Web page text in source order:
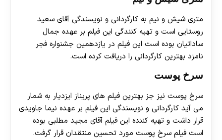
متری شیش و نیم به کارگردانی و نویسندگی آقای سعید
روستایی است و تهیه کنندگی این فیلم بر عهده جمال
ساداتیان بوده است این فیلم در یازدهمین جشنواره فجر
نامزد بهترین کارگردانی را دریافت کرده است.
سرخ پوست
سرخ پوست نیز جز بهترین فیلم های پریناز ایزدیار به شمار
می آید کارگردانی و نویسندگی این فیلم بر عهده نیما جاویدی
قرار داشت و تهيه کننده این فیلم آقای مجید مطلبی بوده
است فیلم سرخ پوست مورد تحسین منتقدان قرار گرفت.